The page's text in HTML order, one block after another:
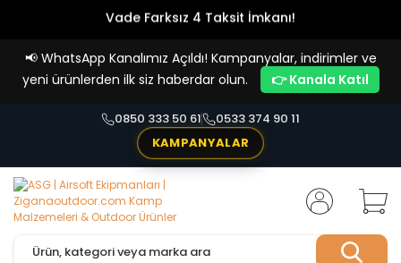
Vade Farksız 4 Taksit İmkanı!
📢 WhatsApp Kanalımız Açıldı! Kampanyalar, indirimler ve
yeni ürünlerden ilk siz haberdar olun.
👉 Kanala Katıl
0850 333 50 61
0533 374 90 11
KAMPANYALAR